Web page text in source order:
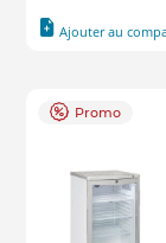
Ajouter au
Promo